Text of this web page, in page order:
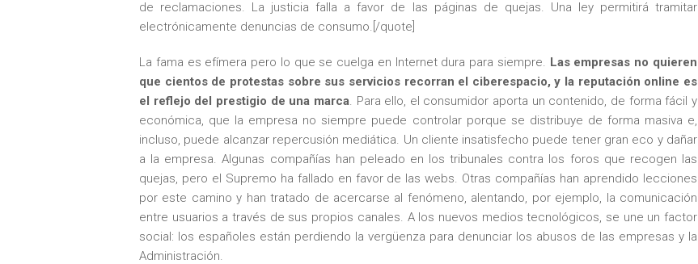
de reclamaciones. La justicia falla a favor de las páginas de quejas. Una ley permitirá tramitar
electrónicamente denuncias de consumo.[/quote]
La fama es efímera pero lo que se cuelga en Internet dura para siempre. Las empresas no quieren
que cientos de protestas sobre sus servicios recorran el ciberespacio, y la reputación online es
el reflejo del prestigio de una marca. Para ello, el consumidor aporta un contenido, de forma fácil y
económica, que la empresa no siempre puede controlar porque se distribuye de forma masiva e,
incluso, puede alcanzar repercusión mediática. Un cliente insatisfecho puede tener gran eco y dañar
a la empresa. Algunas compañías han peleado en los tribunales contra los foros que recogen las
quejas, pero el Supremo ha fallado en favor de las webs. Otras compañías han aprendido lecciones
por este camino y han tratado de acercarse al fenómeno, alentando, por ejemplo, la comunicación
entre usuarios a través de sus propios canales. A los nuevos medios tecnológicos, se une un factor
social: los españoles están perdiendo la vergüenza para denunciar los abusos de las empresas y la
Administración.